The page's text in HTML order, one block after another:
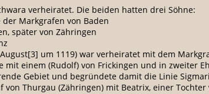
verheiratet. Die beiden hatten drei Söhne:
Markgrafen von Baden
später von Zähringen
um 1119) war verheiratet mit dem
mit einem (Rudolf) von Frickingen und in zweiter
Gebiet und begründete damit die Linie
von Thurgau (Zähringen) mit Beatrix, einer